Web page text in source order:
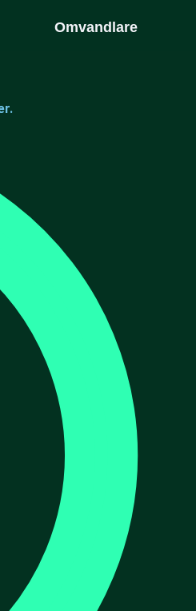
Omvandlare